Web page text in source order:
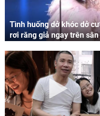
Tình huống dở khóc dở
rơi răng giả ngay trên